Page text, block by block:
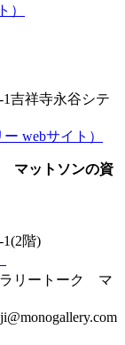
）
1吉祥寺永谷シテ
webサイト）
マットソンの資
階)
ラリートーク マ